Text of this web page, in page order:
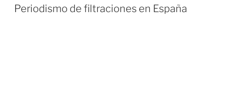
EL
Periodismo de filtraciones en España